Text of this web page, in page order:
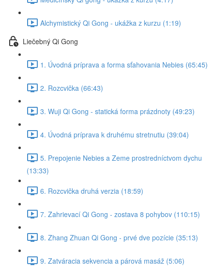
Alchymistický Qi Gong - ukážka z kurzu (1:19)
Liečebný Qi Gong
1. Úvodná príprava a forma sťahovania Nebies (65:45)
2. Rozcvička (66:43)
3. Wuji Qi Gong - statická forma prázdnoty (49:23)
4. Úvodná príprava k druhému stretnutiu (39:04)
5. Prepojenie Nebies a Zeme prostredníctvom dychu
(13:33)
6. Rozcvička druhá verzia (18:59)
7. Zahrievací Qi Gong - zostava 8 pohybov (110:15)
8. Zhang Zhuan Qi Gong - prvé dve pozície (35:13)
9. Zatváracia sekvencia a párová masáž (5:06)